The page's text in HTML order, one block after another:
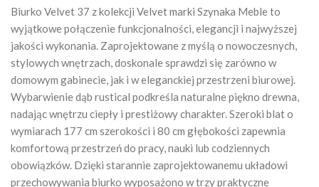
Biurko Velvet 37 z kolekcji Velvet marki Szynaka Mebleto
wyjątkowe połączenie funkcjonalności, elegancji i najwyższej
jakości wykonania. Zaprojektowane z myślą o nowoczesnych,
stylowych wnętrzach, doskonale sprawdzi się zarówno w
domowym gabinecie, jak i w eleganckiej przestrzeni biurowej.
Wybarwienie dąb rustical podkreśla naturalne piękno drewna,
nadając wnętrzu ciepły i prestiżowy charakter. Szeroki blat o
wymiarach 177 cm szerokości i 80 cm głębokości zapewnia
komfortową przestrzeń do pracy, nauki lub codziennych
obowiązków. Dzięki starannie zaprojektowanemu układowi
przechowywania biurko wyposażono w trzy praktyczne